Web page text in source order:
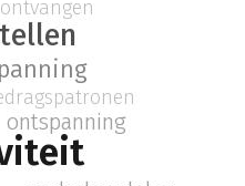
ontspanning